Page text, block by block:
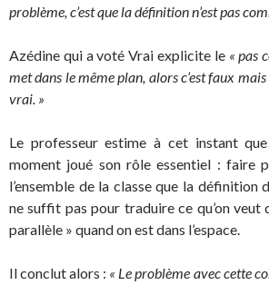
problème, c’est que la définition n’est pas
Azédine qui a voté Vrai explicite le « pas
met dans le même plan, alors c’est faux
vrai. »
Le professeur estime à cet instant
moment joué son rôle essentiel : faire
l’ensemble de la classe que la définition
ne suffit pas pour traduire ce qu’on veut
parallèle » quand on est dans l’espace.
Il conclut alors : « Le problème avec cette